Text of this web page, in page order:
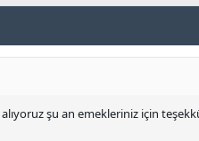
şu an emekleriniz için